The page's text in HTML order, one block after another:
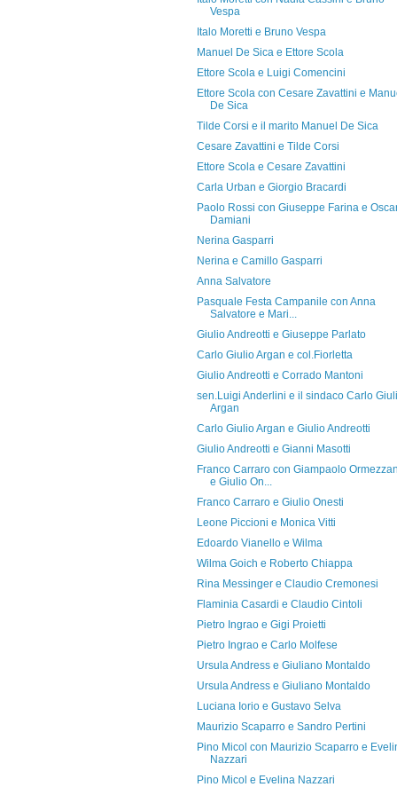
Vespa
Italo Moretti e Bruno Vespa
Manuel De Sica e Ettore Scola
Ettore Scola e Luigi Comencini
Ettore Scola con Cesare Zavattini e
De Sica
Tilde Corsi e il marito Manuel De Sica
Cesare Zavattini e Tilde Corsi
Ettore Scola e Cesare Zavattini
Carla Urban e Giorgio Bracardi
Paolo Rossi con Giuseppe Farina e
Damiani
Nerina Gasparri
Nerina e Camillo Gasparri
Anna Salvatore
Pasquale Festa Campanile con Anna
Salvatore e Mari...
Giulio Andreotti e Giuseppe Parlato
Carlo Giulio Argan e col.Fiorletta
Giulio Andreotti e Corrado Mantoni
sen.Luigi Anderlini e il sindaco Carlo
Argan
Carlo Giulio Argan e Giulio Andreotti
Giulio Andreotti e Gianni Masotti
Franco Carraro con Giampaolo
e Giulio On...
Franco Carraro e Giulio Onesti
Leone Piccioni e Monica Vitti
Edoardo Vianello e Wilma
Wilma Goich e Roberto Chiappa
Rina Messinger e Claudio Cremonesi
Flaminia Casardi e Claudio Cintoli
Pietro Ingrao e Gigi Proietti
Pietro Ingrao e Carlo Molfese
Ursula Andress e Giuliano Montaldo
Ursula Andress e Giuliano Montaldo
Luciana Iorio e Gustavo Selva
Maurizio Scaparro e Sandro Pertini
Pino Micol con Maurizio Scaparro e
Nazzari
Pino Micol e Evelina Nazzari